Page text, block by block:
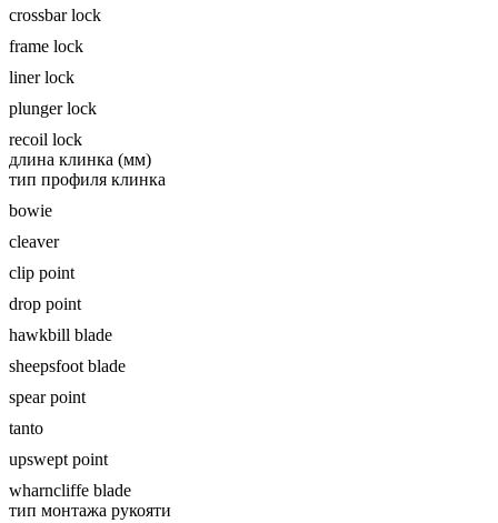
crossbar lock
frame lock
liner lock
plunger lock
recoil lock
длина клинка (мм)
тип профиля клинка
bowie
cleaver
clip point
drop point
hawkbill blade
sheepsfoot blade
spear point
tanto
upswept point
wharncliffe blade
тип монтажа рукояти